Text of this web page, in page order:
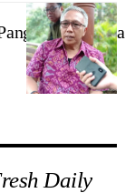
Pelaksana
Daily